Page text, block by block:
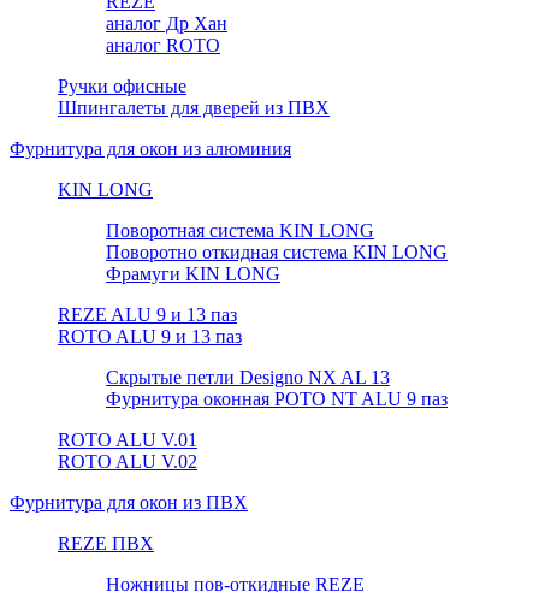
аналог Др Хан
аналог ROTO
Ручки офисные
Шпингалеты для дверей из ПВХ
Фурнитура для окон из алюминия
KIN LONG
Поворотная система KIN LONG
Поворотно откидная система KIN LONG
Фрамуги KIN LONG
REZE ALU 9 и 13 паз
ROTO ALU 9 и 13 паз
Скрытые петли Designo NX AL 13
Фурнитура оконная РОТО NT ALU 9 паз
ROTO ALU V.01
ROTO ALU V.02
Фурнитура для окон из ПВХ
REZE ПВХ
Ножницы пов-откидные REZE